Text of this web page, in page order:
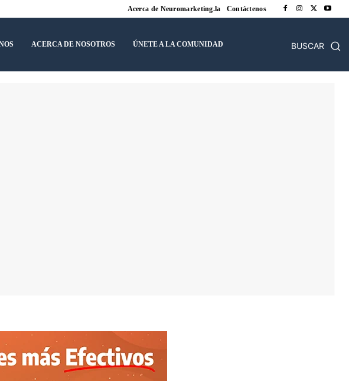
Acerca de Neuromarketing.la Contáctenos
ACERCA DE NOSOTROS ÚNETE A LA COMUNIDAD BUSCAR